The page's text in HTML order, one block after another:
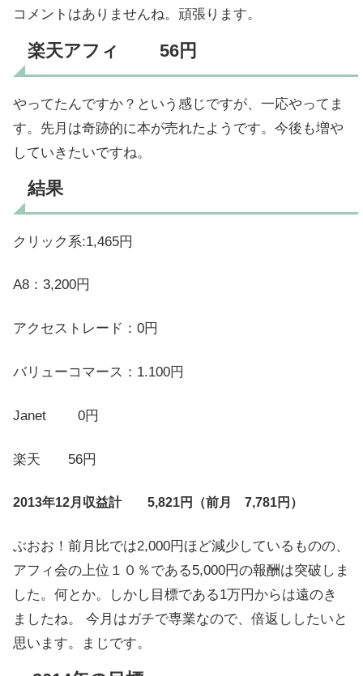
コメントはありませんね。頑張ります。
楽天アフィ 56円
やってたんですか？という感じですが、一応やってま
す。先月は奇跡的に本が売れたようです。今後も増や
していきたいですね。
結果
クリック系:1,465円
A8：3,200円
アクセストレード：0円
バリューコマース：1.100円
Janet 0円
楽天 56円
2013年12月収益計 5,821円（前月 7,781円）
ぶおお！前月比では2,000円ほど減少しているものの、
アフィ会の上位１０％である5,000円の報酬は突破しま
した。何とか。しかし目標である1万円からは遠のき
ましたね。 今月はガチで専業なので、倍返ししたいと
思います。まじです。